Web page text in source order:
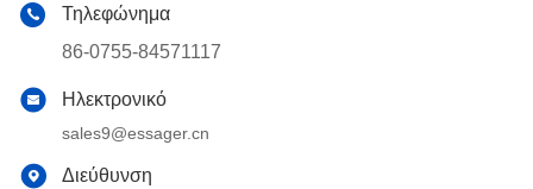
Τηλεφώνημα
86-0755-84571117
Ηλεκτρονικό
sales9@essager.cn
Διεύθυνση